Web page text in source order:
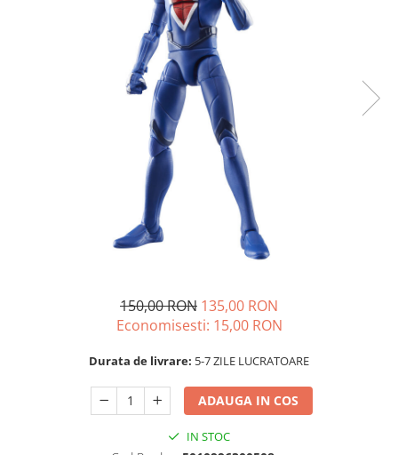
150,00 RON 135,00 RON
Economisesti: 15,00 RON
Durata de livrare: 5-7 ZILE LUCRATOARE
ADAUGA IN COS
IN STOC